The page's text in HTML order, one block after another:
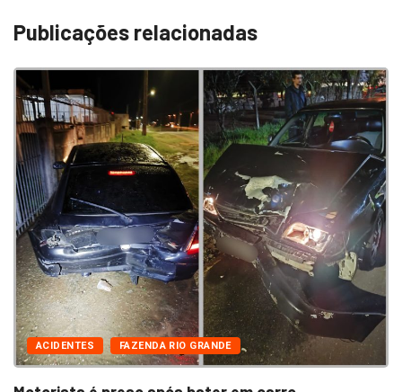
Publicações relacionadas
ACIDENTES FAZENDA RIO GRANDE